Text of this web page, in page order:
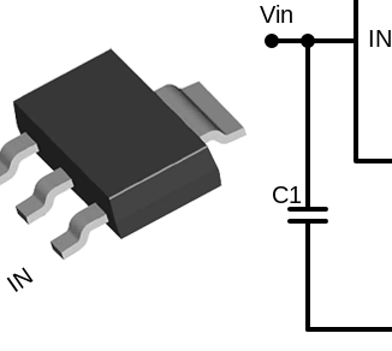
Vin
IN
IN
C1